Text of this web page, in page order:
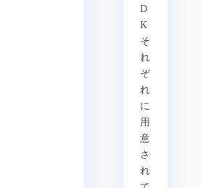
D
K
そ
れ
ぞ
れ
に
用
意
さ
れ